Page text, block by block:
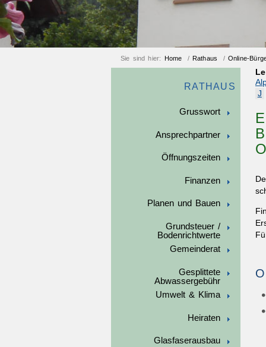
Sie sind hier: Home / Rathaus / Online-
RATHAUS
Grusswort
Ansprechpartner
Öffnungszeiten
Finanzen
Planen und Bauen
Grundsteuer /
Bodenrichtwerte
Gemeinderat
Gesplittete
Abwassergebühr
Umwelt & Klima
Heiraten
Glasfaserausbau
J